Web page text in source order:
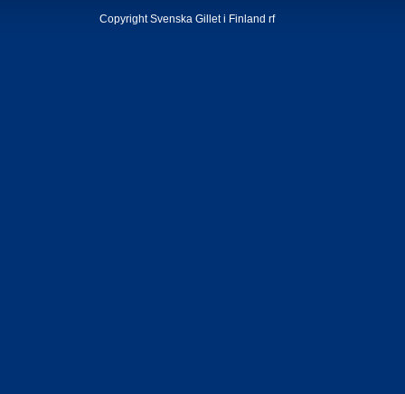
Copyright Svenska Gillet i Finland rf